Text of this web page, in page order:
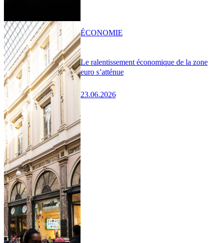
Le ralentissement économique de la zone
euro s’atténue
23.06.2026
ÉCONOMIE